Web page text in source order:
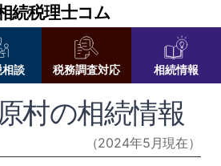
続税理士コム
談 税務調査対応 相続情報
村の相続情報
（2024年5月現在）